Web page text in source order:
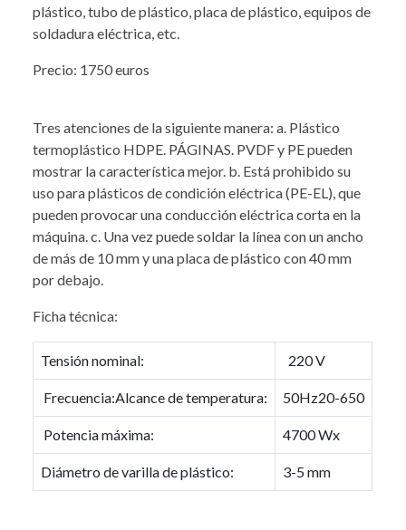
plástico, tubo de plástico, placa de plástico, equipos de
soldadura eléctrica, etc.
Precio: 1750 euros
Tres atenciones de la siguiente manera: a. Plástico
termoplástico HDPE. PÁGINAS. PVDF y PE pueden
mostrar la característica mejor. b. Está prohibido su
uso para plásticos de condición eléctrica (PE-EL), que
pueden provocar una conducción eléctrica corta en la
máquina. c. Una vez puede soldar la línea con un ancho
de más de 10 mm y una placa de plástico con 40 mm
por debajo.
Ficha técnica:
Tensión nominal: 220 V
Frecuencia:Alcance de temperatura: 50Hz20-650
Potencia máxima: 4700 Wx
Diámetro de varilla de plástico: 3-5 mm